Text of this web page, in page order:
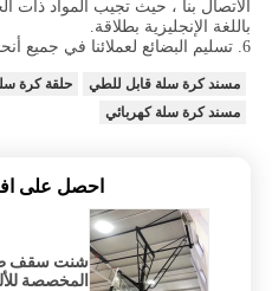
الاتصال بنا ، حيث تجيب المواد ذات
باللغة الإنجليزية بطلاقة.
6. تسليم البضائع لعملائنا في جميع أنحاء العالم بسرعة ودقة.
مسند كرة سلة قابل للطي
حلقة كرة
مسند كرة سلة كهربائي
احصل على
شنت سقف
المخصصة